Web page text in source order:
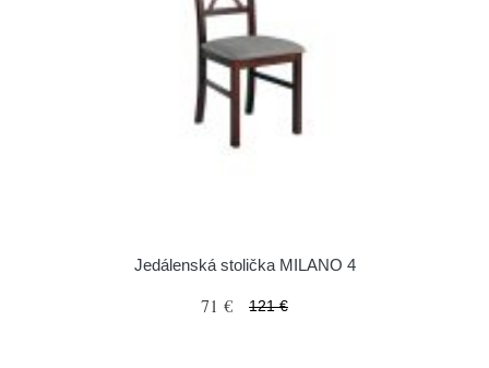
Jedálenská stolička MILANO 4
71 € 121 €